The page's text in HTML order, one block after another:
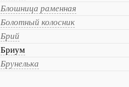
Блошница раменная
Болотный колосник
Брий
Бриум
Брунелька